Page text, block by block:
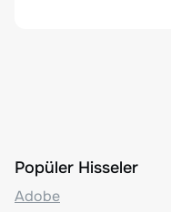
Popüler Hisseler
Adobe